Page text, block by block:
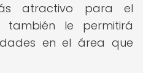
atractivo para el
también le permitirá
en el área que